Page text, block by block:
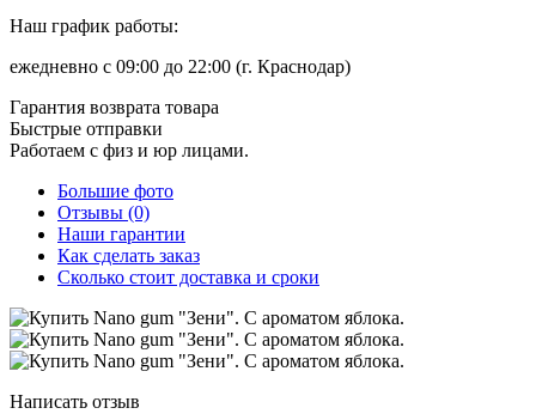
Наш график работы:
ежедневно с 09:00 до 22:00 (г. Краснодар)
Гарантия возврата товара
Быстрые отправки
Работаем с физ и юр лицами.
Большие фото
Отзывы (0)
Наши гарантии
Как сделать заказ
Сколько стоит доставка и сроки
Написать отзыв